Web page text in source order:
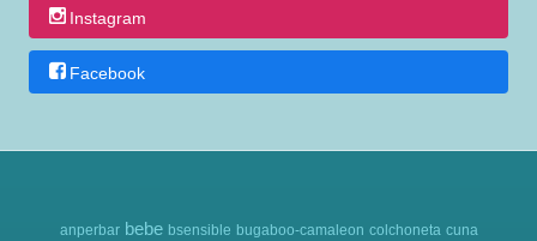
Instagram
Facebook
anperbar bebe bsensible bugaboo-camaleon colchoneta cuna